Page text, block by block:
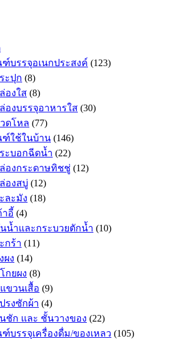
บรรจุอเนกประสงค์ (123)
ะปุก (8)
องใส (8)
องบรรจุอาหารใส (30)
ดโหล (77)
ใช้ในบ้าน (146)
ะบอกฉีดน้ำ (22)
องกระดาษทิชชู่ (12)
องสบู่ (12)
ละมัง (18)
าอี้ (4)
น้ำและกระบวยตักน้ำ (10)
กร้า (11)
ผง (14)
กยผง (8)
ขวนเสื้อ (9)
รงซักผ้า (4)
ชัก และ ชั้นวางของ (22)
บรรจุเครื่องดื่ม/ของเหลว (105)